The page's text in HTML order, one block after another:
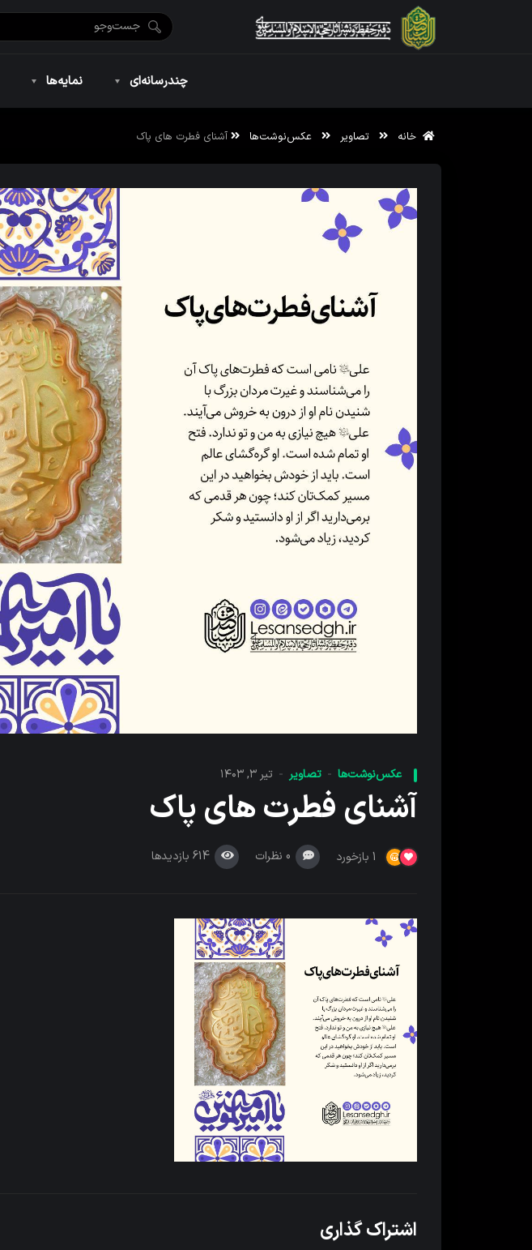
چندرسانه‌ای نمایه‌ها
خانه تصاویر عکس‌نوشت‌ها آشنای فطرت های پاک
عکس‌نوشت‌ها تصاویر تیر ۳, ۱۴۰۳
آشنای فطرت های پاک
1 بازخورد 0 نظرات 614 بازدیدها
اشتراک گذاری